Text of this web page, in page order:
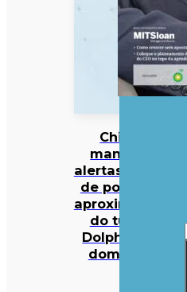
China
mantém
alertas antes
de possível
aproximação
do tufão
Dolphin no
domingo